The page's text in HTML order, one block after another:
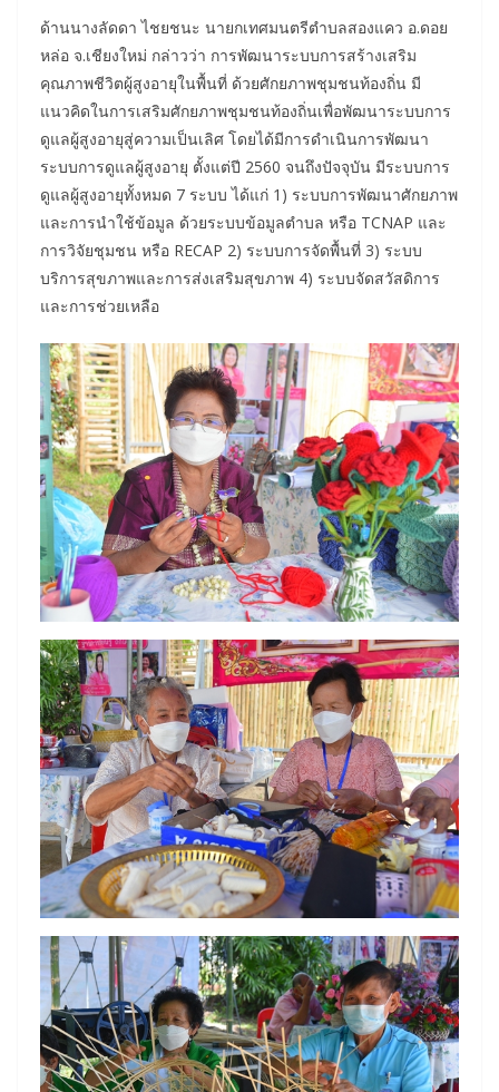
ด้านนางลัดดา ไชยชนะ นายกเทศมนตรีตำบลสองแคว อ.ดอย
หล่อ จ.เชียงใหม่ กล่าวว่า การพัฒนาระบบการสร้างเสริม
คุณภาพชีวิตผู้สูงอายุในพื้นที่ ด้วยศักยภาพชุมชนท้องถิ่น มี
แนวคิดในการเสริมศักยภาพชุมชนท้องถิ่นเพื่อพัฒนาระบบการ
ดูแลผู้สูงอายุสู่ความเป็นเลิศ โดยได้มีการดำเนินการพัฒนา
ระบบการดูแลผู้สูงอายุ ตั้งแต่ปี 2560 จนถึงปัจจุบัน มีระบบการ
ดูแลผู้สูงอายุทั้งหมด 7 ระบบ ได้แก่ 1) ระบบการพัฒนาศักยภาพ
และการนำใช้ข้อมูล ด้วยระบบข้อมูลตำบล หรือ TCNAP และ
การวิจัยชุมชน หรือ RECAP 2) ระบบการจัดพื้นที่ 3) ระบบ
บริการสุขภาพและการส่งเสริมสุขภาพ 4) ระบบจัดสวัสดิการ
และการช่วยเหลือ